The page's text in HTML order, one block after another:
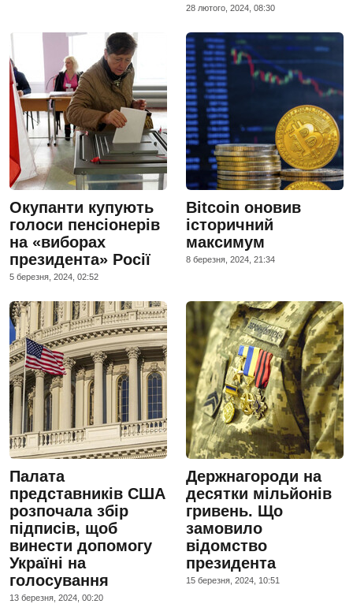
28 лютого, 2024, 08:30
Окупанти купують
голоси пенсіонерів
на «виборах
президента» Росії
5 березня, 2024, 02:52
Bitcoin оновив
історичний
максимум
8 березня, 2024, 21:34
Палата
представників США
розпочала збір
підписів, щоб
винести допомогу
Україні на
голосування
13 березня, 2024, 00:20
Держнагороди на
десятки мільйонів
гривень. Що
замовило
відомство
президента
15 березня, 2024, 10:51